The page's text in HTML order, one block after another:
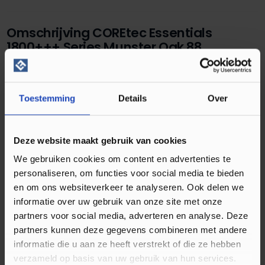
Toestemming Details Over
Deze website maakt gebruik van cookies
We gebruiken cookies om content en advertenties te
personaliseren, om functies voor social media te bieden
en om ons websiteverkeer te analyseren. Ook delen we
informatie over uw gebruik van onze site met onze
partners voor social media, adverteren en analyse. Deze
partners kunnen deze gegevens combineren met andere
informatie die u aan ze heeft verstrekt of die ze hebben
verzameld op basis van uw gebruik van hun services.
Omschrijving COREtec Essentials
1800+++ Series Munster Oak 88
Zoekt u een vloer die een natuurlijke uitstraling heeft? Dan is
perfect. Deze vloer heeft een schitterende bruine kleur en
past hierdoor bij vrijwel ieder interieur. Door zichtbare
realistischer dan ooit te voren. Hierdoor is de vloer inmiddels
niet meer te onderscheiden van een echte houten vloer.
Toch brengt de PVC vloer meer voordelen dan zich mee dan
hout. Zo is deze vloer volledig waterbestendig. Dit maakt het
mogelijk om al het stof en vuil te verwijderen met zowel een
stofzuiger als dweil. U hoeft zelfs niet meer bang te zijn dat
de vloer gaat beschadigen zodra het in contact komt met
water. Door de kunststof bovenlaag kan water immers niet